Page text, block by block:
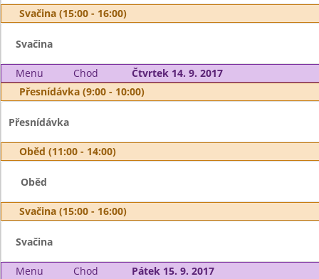
Svačina (15:00 - 16:00)
Svačina
Menu Chod
Čtvrtek 14. 9. 2017
Přesnídávka (9:00 - 10:00)
Přesnídávka
Oběd (11:00 - 14:00)
Oběd
Svačina (15:00 - 16:00)
Svačina
Menu Chod
Pátek 15. 9. 2017